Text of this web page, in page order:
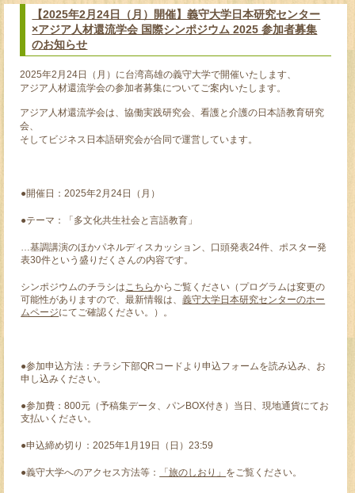
【2025年2月24日（月）開催】義守大学日本研究センター
×アジア人材還流学会 国際シンポジウム 2025 参加者募集
のお知らせ
2025年2月24日（月）に台湾高雄の義守大学で開催いたします、
アジア人材還流学会の参加者募集についてご案内いたします。
アジア人材還流学会は、協働実践研究会、看護と介護の日本語教育研究
会、
そしてビジネス日本語研究会が合同で運営しています。
●開催日：2025年2月24日（月）
●テーマ：「多文化共生社会と言語教育」
…基調講演のほかパネルディスカッション、口頭発表24件、ポスター発
表30件という盛りだくさんの内容です。
シンポジウムのチラシはこちらからご覧ください（プログラムは変更の
可能性がありますので、最新情報は、義守大学日本研究センターのホー
ムページにてご確認ください。）。
●参加申込方法：チラシ下部QRコードより申込フォームを読み込み、お
申し込みください。
●参加費：800元（予稿集データ、パンBOX付き）当日、現地通貨にてお
支払いください。
●申込締め切り：2025年1月19日（日）23:59
●義守大学へのアクセス方法等： 「旅のしおり」 をご覧ください。